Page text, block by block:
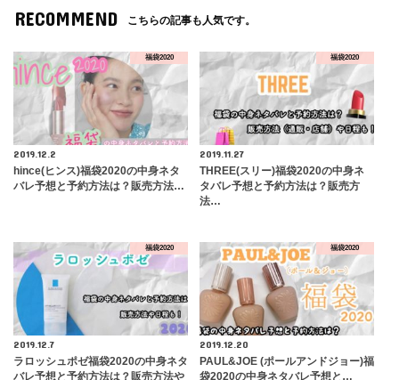
RECOMMEND こちらの記事も人気です。
福袋2020
2019.12.2
hince(ヒンス)福袋2020の中身ネタ
バレ予想と予約方法は？販売方法…
福袋2020
2019.11.27
THREE(スリー)福袋2020の中身ネ
タバレ予想と予約方法は？販売方
法…
福袋2020
2019.12.7
ラロッシュポゼ福袋2020の中身ネタ
バレ予想と予約方法は？販売方法や
福袋2020
2019.12.20
PAUL&JOE (ポールアンドジョー)福
袋2020の中身ネタバレ予想と…